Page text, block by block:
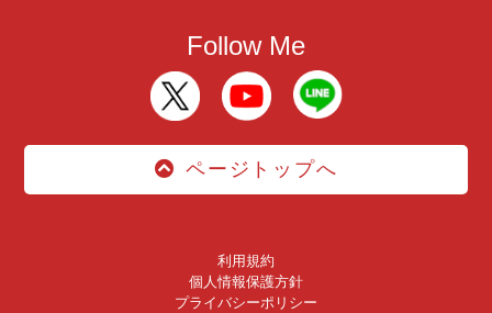
Follow Me
ページトップへ
利用規約
個人情報保護方針
プライバシーポリシー